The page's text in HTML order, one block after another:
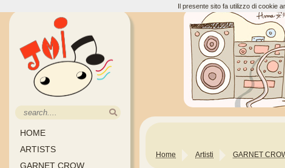
HOME
ARTISTS
GARNET CROW
Home Artisti GARNET
Il presente sito fa utilizzo di cookie